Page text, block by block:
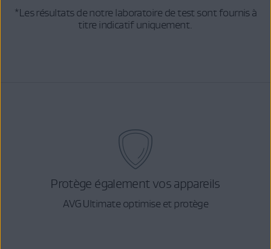
*Les résultats de notre laboratoire de test sont fournis à
titre indicatif uniquement.
Protège également vos appareils
AVG Ultimate optimise et protège